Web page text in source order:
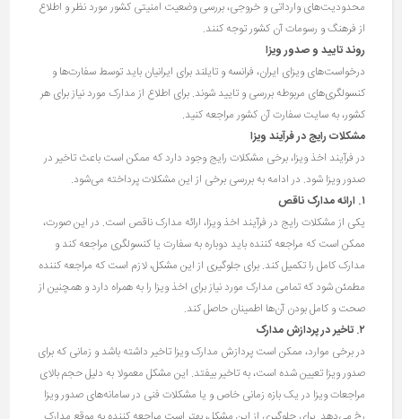
محدودیت‌های وارداتی و خروجی، بررسی وضعیت امنیتی کشور مورد نظر و اطلاع
از فرهنگ و رسومات آن کشور توجه کنند.
روند تایید و صدور ویزا
درخواست‌های ویزای ایران، فرانسه و تایلند برای ایرانیان باید توسط سفارت‌ها و
کنسولگری‌های مربوطه بررسی و تایید شوند. برای اطلاع از مدارک مورد نیاز برای هر
کشور، به سایت سفارت آن کشور مراجعه کنید.
مشکلات رایج در فرآیند ویزا
در فرآیند اخذ ویزا، برخی مشکلات رایج وجود دارد که ممکن است باعث تاخیر در
صدور ویزا شود. در ادامه به بررسی برخی از این مشکلات پرداخته می‌شود.
۱. ارائه مدارک ناقص
یکی از مشکلات رایج در فرآیند اخذ ویزا، ارائه مدارک ناقص است. در این صورت،
ممکن است که مراجعه کننده باید دوباره به سفارت یا کنسولگری مراجعه کند و
مدارک کامل را تکمیل کند. برای جلوگیری از این مشکل، لازم است که مراجعه کننده
مطمئن شود که تمامی مدارک مورد نیاز برای اخذ ویزا را به همراه دارد و همچنین از
صحت و کامل بودن آن‌ها اطمینان حاصل کند.
۲.تاخیر در پردازش مدارک
در برخی موارد، ممکن است پردازش مدارک ویزا تاخیر داشته باشد و زمانی که برای
صدور ویزا تعیین شده است، به تاخیر بیفتد. این مشکل معمولا به دلیل حجم بالای
مراجعات ویزا در یک بازه زمانی خاص و یا مشکلات فنی در سامانه‌های صدور ویزا